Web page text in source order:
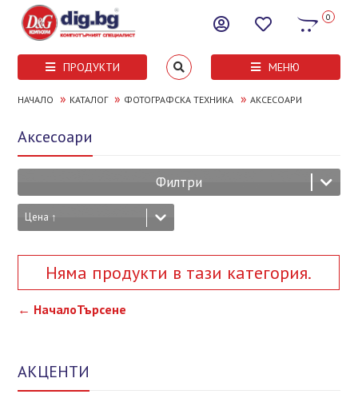
0
ПРОДУКТИ МЕНЮ
НАЧАЛО » КАТАЛОГ » ФОТОГРАФСКА ТЕХНИКА » АКСЕСОАРИ
Аксесоари
Филтри
Цена ↑
Няма продукти в тази категория.
← НачалоТърсене
АКЦЕНТИ